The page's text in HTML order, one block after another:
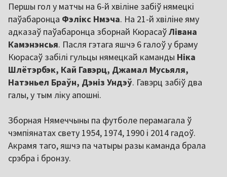
Першы гол у матчы на 6-й хвіліне забіў нямецкі
паўабаронца Фэлікс Нмэча. На 21-й хвіліне яму
адказаў паўабаронца зборнай КюрасаўЛівана
Камэнэнсья. Пасля гэтага яшчэ 6 галоў у браму
Кюрасаў забілі гульцы нямецкай каманды Ніка
Шлётэрбэк, Кай Гавэрц, Джамал Мусьяля,
Натэньел Браўн, Дэніз Ундэў. Гавэрц забіў два
галы, у тым ліку апошні.
Зборная Нямеччыны па футболе перамагала ў
чэмпіянатах свету 1954, 1974, 1990 і 2014 гадоў.
Акрамя таго, яшчэ па чатыры разы каманда брала
срэбра і бронзу.